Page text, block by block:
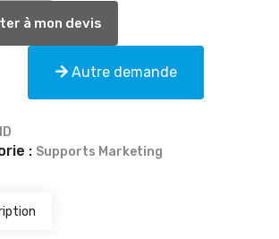
à mon devis
Autre demande
: Supports Marketing